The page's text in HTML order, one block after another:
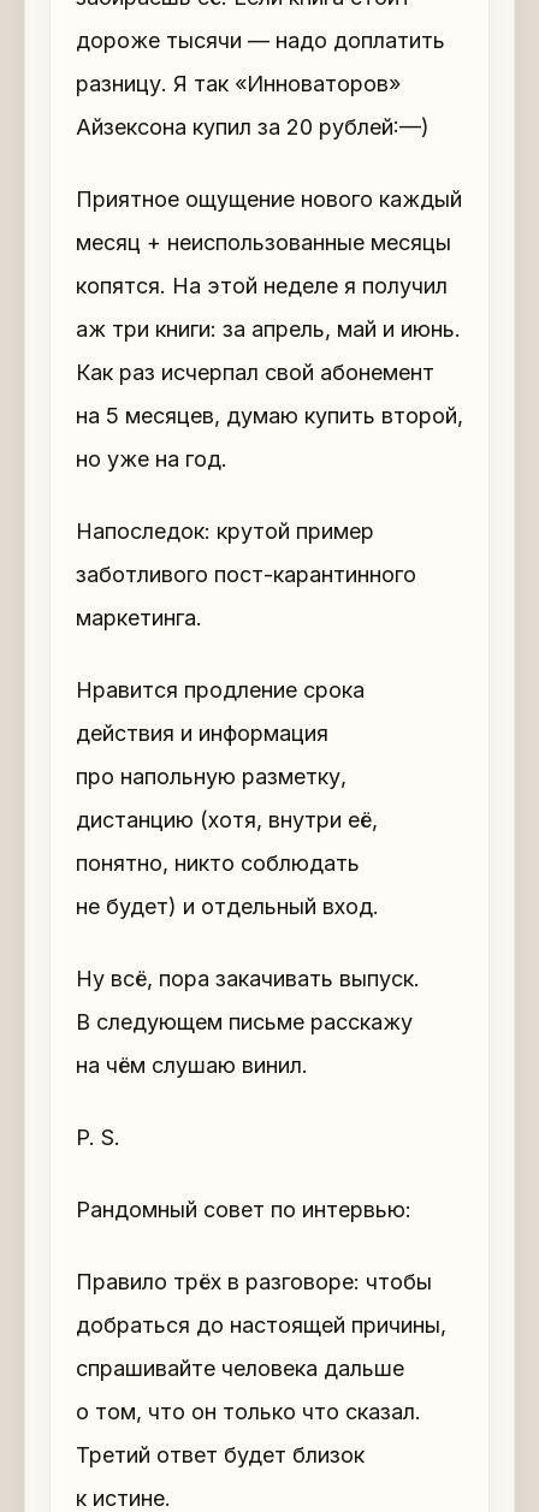
дороже тысячи — надо доплатить
разницу. Я так «Инноваторов»
Айзексона купил за 20 рублей:—)
Приятное ощущение нового каждый
месяц + неиспользованные месяцы
копятся. На этой неделе я получил
аж три книги: за апрель, май и июнь.
Как раз исчерпал свой абонемент
на 5 месяцев, думаю купить второй,
но уже на год.
Напоследок: крутой пример
заботливого пост-карантинного
маркетинга.
Нравится продление срока
действия и информация
про напольную разметку,
дистанцию (хотя, внутри её,
понятно, никто соблюдать
не будет) и отдельный вход.
Ну всё, пора закачивать выпуск.
В следующем письме расскажу
на чём слушаю винил.
P. S.
Рандомный совет по интервью:
Правило трёх в разговоре: чтобы
добраться до настоящей причины,
спрашивайте человека дальше
о том, что он только что сказал.
Третий ответ будет близок
к истине.